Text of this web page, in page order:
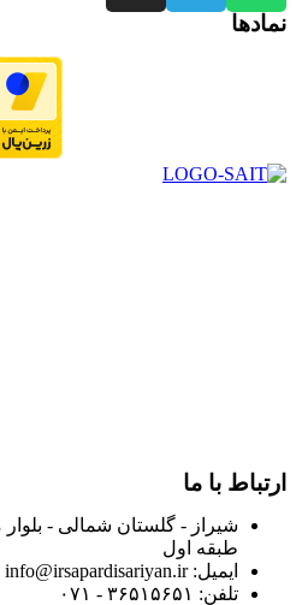
نمادها
ارتباط با ما
شیراز - گلستان شمالی -
طبقه اول
ایمیل: info@irsapardisariyan.ir
تلفن: ۳۶۵۱۵۶۵۱ - ۰۷۱